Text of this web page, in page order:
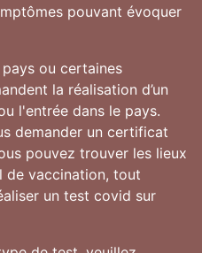
pouvant évoquer
ou certaines
la réalisation d’un
l'entrée dans le pays.
demander un certificat
pouvez trouver les lieux
de vaccination, tout
un test covid sur